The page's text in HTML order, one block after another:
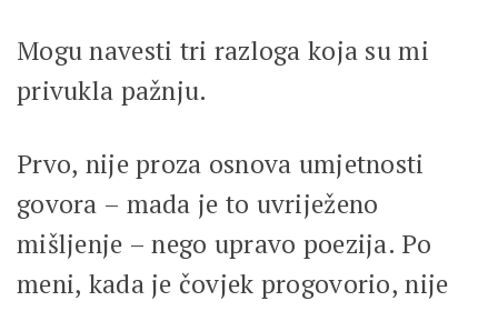
Mogu navesti tri razloga koja su mi
privukla pažnju.
Prvo, nije proza osnova umjetnosti
govora – mada je to uvriježeno
mišljenje – nego upravo poezija. Po
meni, kada je čovjek progovorio, nije